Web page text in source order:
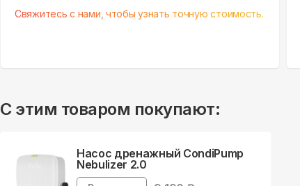
Свяжитесь с нами, чтобы узнать точную стоимость.
С этим товаром покупают:
Насос дренажный CondiPump
Nebulizer 2.0